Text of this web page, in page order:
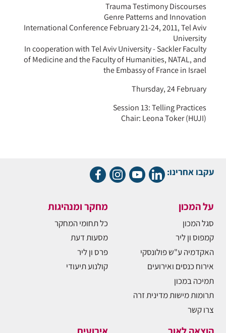
Trauma Testimony Discourses
Genre Patterns and Innovation
International Conference February 21-24, 2011, Tel Aviv
University
In cooperation with Tel Aviv University - Sackler Faculty
of Medicine and the Faculty of Humanities, NATAL, and
the Embassy of France in Israel
Thursday, 24 February
Session 13: Telling Practices
Chair: Leona Toker (HUJI)
עקבו אחרינו:
על המכון
סגל המכון
קמפוס ון ליר
האקדמיה ע"ש פולונסקי
אירוח כנסים ואירועים
תמיכה במכון
תרומות מישות מדינית זרה
צרו קשר
מחקר ומנהיגות
כל תחומי המחקר
מסעות דעת
פרס ון ליר
קולנוע תיעודי